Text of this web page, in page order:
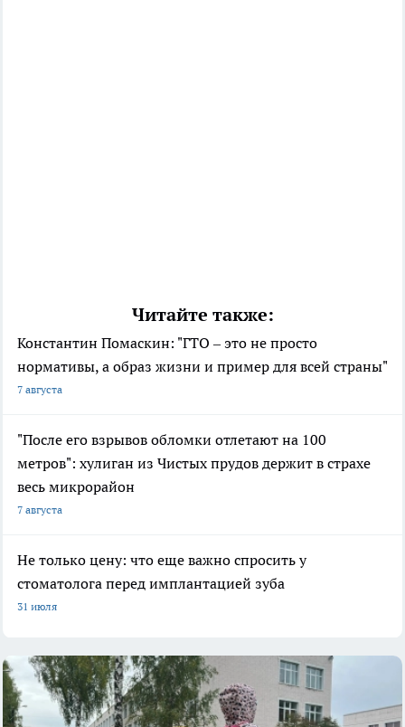
Читайте также:
Константин Помаскин: "ГТО – это не просто
нормативы, а образ жизни и пример для всей страны"
7 августа
"После его взрывов обломки отлетают на 100
метров": хулиган из Чистых прудов держит в страхе
весь микрорайон
7 августа
Не только цену: что еще важно спросить у
стоматолога перед имплантацией зуба
31 июля